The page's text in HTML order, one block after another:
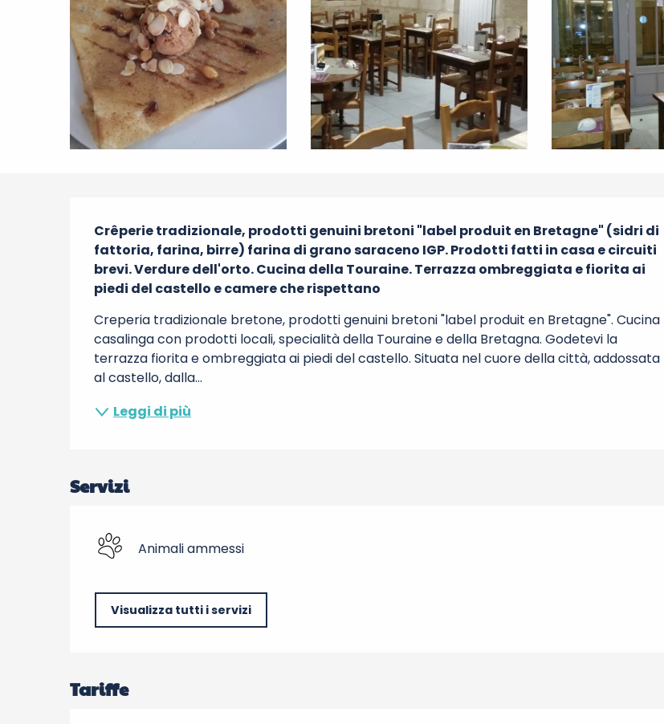
Descrizione
Crêperie tradizionale, prodotti genuini bretoni "label produit en Bretagne" (sidri di
fattoria, farina, birre) farina di grano saraceno IGP. Prodotti fatti in casa e circuiti
brevi. Verdure dell'orto. Cucina della Touraine. Terrazza ombreggiata e fiorita ai
piedi del castello e camere che rispettano
Creperia tradizionale bretone, prodotti genuini bretoni "label produit en Bretagne". Cucina
casalinga con prodotti locali, specialità della Touraine e della Bretagna. Godetevi la
terrazza fiorita e ombreggiata ai piedi del castello. Situata nel cuore della città, addossata
al castello, dalla...
Leggi di più
Servizi
Animali ammessi
Visualizza tutti i servizi
Tariffe